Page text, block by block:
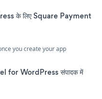
के लिए Square Payment
you create your app
for WordPress संपादक में